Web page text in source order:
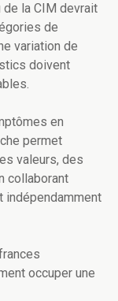
de la CIM devrait
de
variation de
doivent
en
permet
valeurs, des
collaborant
indépendamment
occuper une